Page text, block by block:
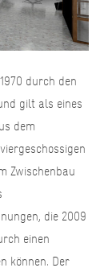
durch den
gilt als eines
dem
Zwischenbau
die 2009
einen
können. Der